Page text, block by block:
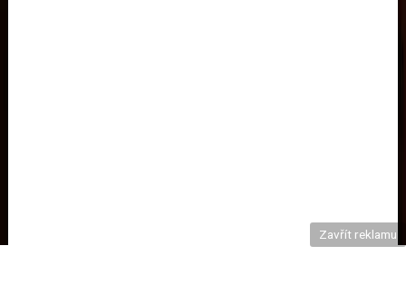
Zavřít reklamu